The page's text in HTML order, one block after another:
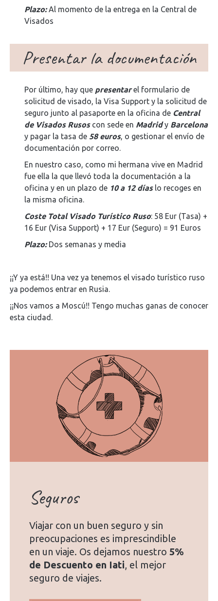
Plazo:Al momento de la entrega en la Central de
Visados
Presentar la documentación
Por último, hay que presentarel formulario de
solicitud de visado, la Visa Support y la solicitud de
seguro junto al pasaporte en la oficina de Central
de Visados Rusoscon sede en Madridy Barcelona
y pagar la tasa de 58 euros, o gestionar el envío de
documentación por correo.
En nuestro caso, como mi hermana vive en Madrid
fue ella la que llevó toda la documentación a la
oficina y en un plazo de 10 a 12 díaslo recoges en
la misma oficina.
Coste Total Visado Turístico Ruso: 58 Eur (Tasa) +
16 Eur (Visa Support) + 17 Eur (Seguro) = 91 Euros
Plazo:Dos semanas y media
¡¡Y ya está!! Una vez ya tenemos el visado turístico ruso
ya podemos entrar en Rusia.
¡¡Nos vamos a Moscú!! Tengo muchas ganas de conocer
esta ciudad.
Seguros
Viajar con un buen seguro y sin
preocupaciones es imprescindible
en un viaje. Os dejamos nuestro 5%
de Descuento en Iati, el mejor
seguro de viajes.